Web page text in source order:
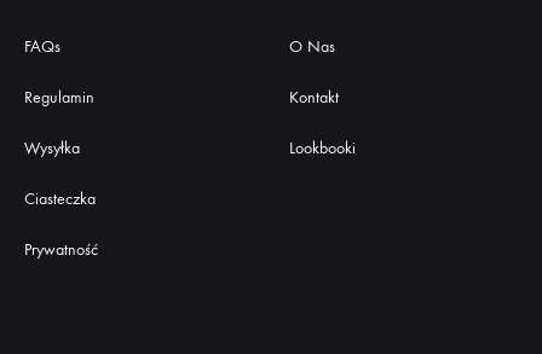
FAQs
Regulamin
Wysyłka
Ciasteczka
Prywatność
O Nas
Kontakt
Lookbooki